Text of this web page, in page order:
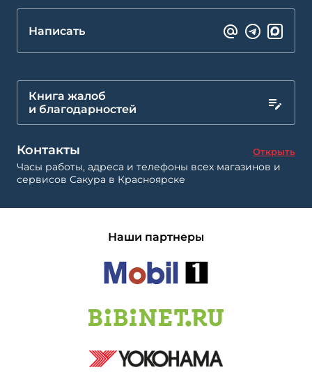
Написать
Книга жалоб
и благодарностей
Контакты Открыть
Часы работы, адреса и телефоны всех магазинов и
сервисов Сакура в Красноярске
Наши партнеры